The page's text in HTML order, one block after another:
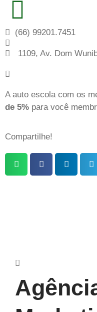
(66) 99201.7451
1109, Av. Dom
A auto escola com os
de 5% para você
Compartilhe!